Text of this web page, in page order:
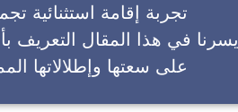
تجربة إقامة استثنائية
يسرنا في هذا المقال التعريف
على سعتها وإطلالاتها